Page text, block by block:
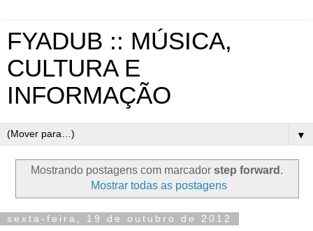
FYADUB :: MÚSICA,
CULTURA E
INFORMAÇÃO
▼
Mostrando postagens com marcador step forward .
Mostrar todas as postagens
sexta-feira, 19 de outubro de 2012